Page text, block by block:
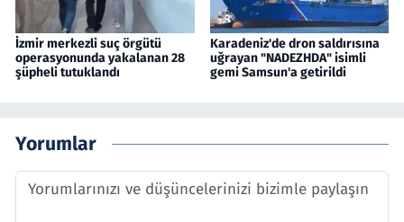
İzmir merkezli suç örgütü
operasyonunda yakalanan 28
şüpheli tutuklandı
Karadeniz'de dron saldırısına
uğrayan "NADEZHDA" isimli
gemi Samsun'a getirildi
Yorumlar